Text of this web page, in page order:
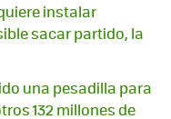
instalar
sacar partido, la
una pesadilla para
132 millones de